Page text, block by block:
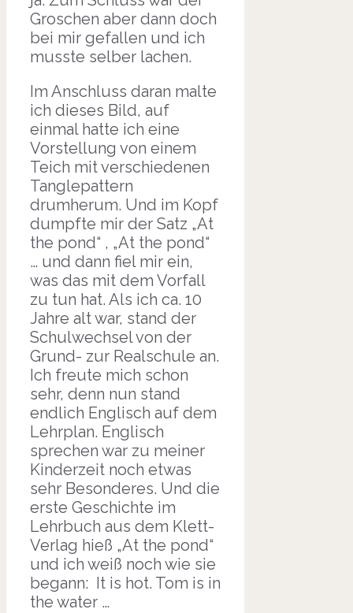
Groschen aber dann doch
bei mir gefallen und ich
musste selber lachen.
Im Anschluss daran malte
ich dieses Bild, auf
einmal hatte ich eine
Vorstellung von einem
Teich mit verschiedenen
Tanglepattern
drumherum. Und im Kopf
dumpfte mir der Satz „At
the pond“ , „At the pond“
… und dann fiel mir ein,
was das mit dem Vorfall
zu tun hat. Als ich ca. 10
Jahre alt war, stand der
Schulwechsel von der
Grund- zur Realschule an.
Ich freute mich schon
sehr, denn nun stand
endlich Englisch auf dem
Lehrplan. Englisch
sprechen war zu meiner
Kinderzeit noch etwas
sehr Besonderes. Und die
erste Geschichte im
Lehrbuch aus dem Klett-
Verlag hieß „At the pond“
und ich weiß noch wie sie
begann: It is hot. Tom is in
the water …